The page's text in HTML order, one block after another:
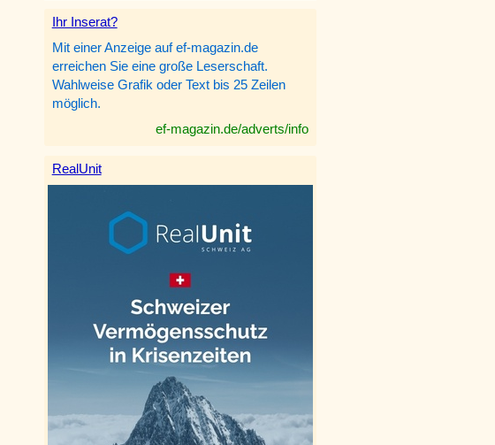
Ihr Inserat?
Mit einer Anzeige auf ef-magazin.de
erreichen Sie eine große Leserschaft.
Wahlweise Grafik oder Text bis 25 Zeilen
möglich.
ef-magazin.de/adverts/info
RealUnit